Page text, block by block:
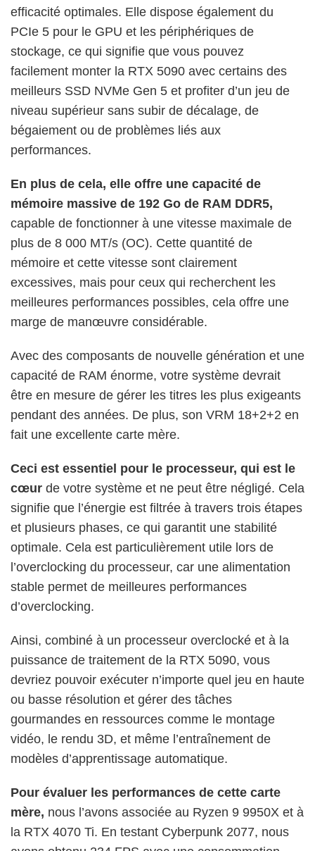
efficacité optimales. Elle dispose également du
PCIe 5 pour le GPU et les périphériques de
stockage, ce qui signifie que vous pouvez
facilement monter la RTX 5090 avec certains des
meilleurs SSD NVMe Gen 5 et profiter d’un jeu de
niveau supérieur sans subir de décalage, de
bégaiement ou de problèmes liés aux
performances.
En plus de cela, elle offre une capacité de
mémoire massive de 192 Go de RAM DDR5,
capable de fonctionner à une vitesse maximale de
plus de 8 000 MT/s (OC). Cette quantité de
mémoire et cette vitesse sont clairement
excessives, mais pour ceux qui recherchent les
meilleures performances possibles, cela offre une
marge de manœuvre considérable.
Avec des composants de nouvelle génération et une
capacité de RAM énorme, votre système devrait
être en mesure de gérer les titres les plus exigeants
pendant des années. De plus, son VRM 18+2+2 en
fait une excellente carte mère.
Ceci est essentiel pour le processeur, qui est le
cœur de votre système et ne peut être négligé. Cela
signifie que l’énergie est filtrée à travers trois étapes
et plusieurs phases, ce qui garantit une stabilité
optimale. Cela est particulièrement utile lors de
l’overclocking du processeur, car une alimentation
stable permet de meilleures performances
d’overclocking.
Ainsi, combiné à un processeur overclocké et à la
puissance de traitement de la RTX 5090, vous
devriez pouvoir exécuter n’importe quel jeu en haute
ou basse résolution et gérer des tâches
gourmandes en ressources comme le montage
vidéo, le rendu 3D, et même l’entraînement de
modèles d’apprentissage automatique.
Pour évaluer les performances de cette carte
mère, nous l’avons associée au Ryzen 9 9950X et à
la RTX 4070 Ti. En testant Cyberpunk 2077, nous